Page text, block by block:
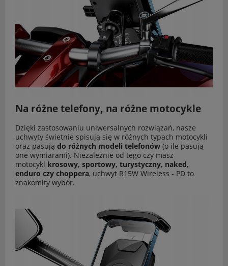
Na różne telefony, na różne motocykle
Dzięki zastosowaniu uniwersalnych rozwiązań, nasze
uchwyty świetnie spisują się w różnych typach motocykli
oraz pasują do różnych modeli telefonów (o ile pasują
one wymiarami). Niezależnie od tego czy masz
motocykl krosowy, sportowy, turystyczny, naked,
enduro czy choppera, uchwyt R15W Wireless - PD to
znakomity wybór.